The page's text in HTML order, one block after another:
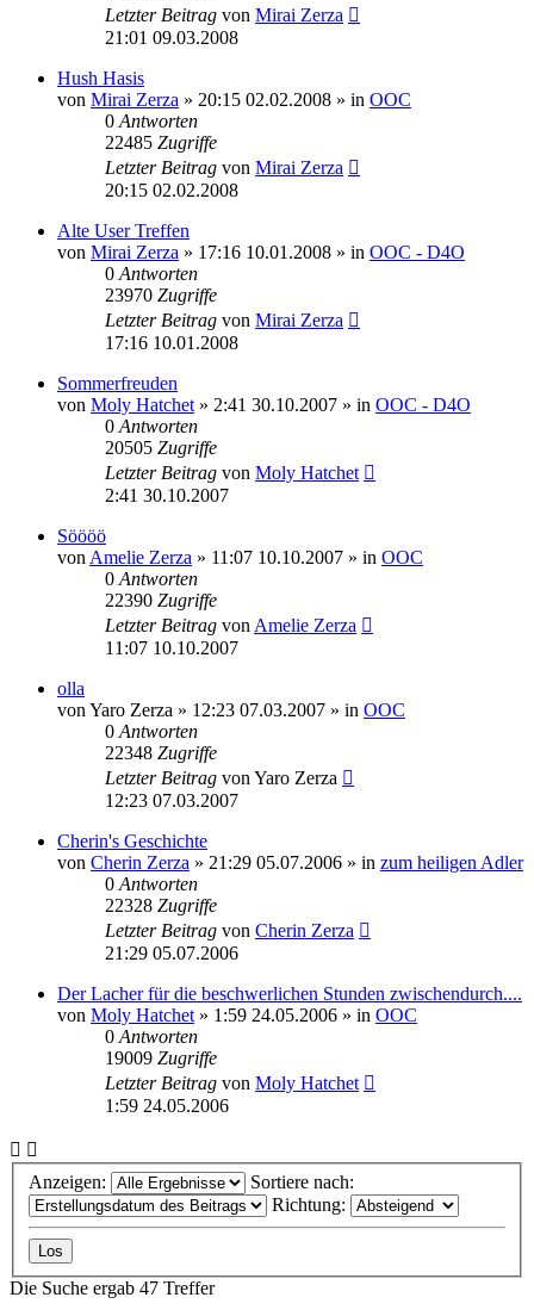
Letzter Beitrag von Mirai Zerza
21:01 09.03.2008
Hush Hasis
von Mirai Zerza » 20:15 02.02.2008 » in OOC
0 Antworten
22485 Zugriffe
Letzter Beitrag von Mirai Zerza
20:15 02.02.2008
Alte User Treffen
von Mirai Zerza » 17:16 10.01.2008 » in OOC - D4O
0 Antworten
23970 Zugriffe
Letzter Beitrag von Mirai Zerza
17:16 10.01.2008
Sommerfreuden
von Moly Hatchet » 2:41 30.10.2007 » in OOC - D4O
0 Antworten
20505 Zugriffe
Letzter Beitrag von Moly Hatchet
2:41 30.10.2007
Söööö
von Amelie Zerza » 11:07 10.10.2007 » in OOC
0 Antworten
22390 Zugriffe
Letzter Beitrag von Amelie Zerza
11:07 10.10.2007
olla
von Yaro Zerza » 12:23 07.03.2007 » in OOC
0 Antworten
22348 Zugriffe
Letzter Beitrag von Yaro Zerza
12:23 07.03.2007
Cherin's Geschichte
von Cherin Zerza » 21:29 05.07.2006 » in zum heiligen Adler
0 Antworten
22328 Zugriffe
Letzter Beitrag von Cherin Zerza
21:29 05.07.2006
Der Lacher für die beschwerlichen Stunden zwischendurch....
von Moly Hatchet » 1:59 24.05.2006 » in OOC
0 Antworten
19009 Zugriffe
Letzter Beitrag von Moly Hatchet
1:59 24.05.2006
Anzeigen:
Sortiere nach:
Richtung:
Die Suche ergab 47 Treffer